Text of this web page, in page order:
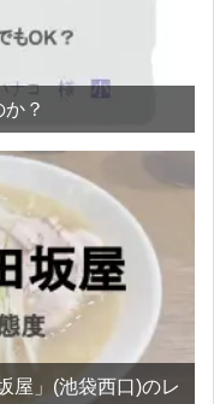
？
屋」(池袋西口)のレ